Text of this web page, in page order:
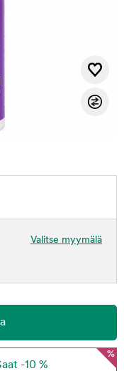
Valitse myymälä
%